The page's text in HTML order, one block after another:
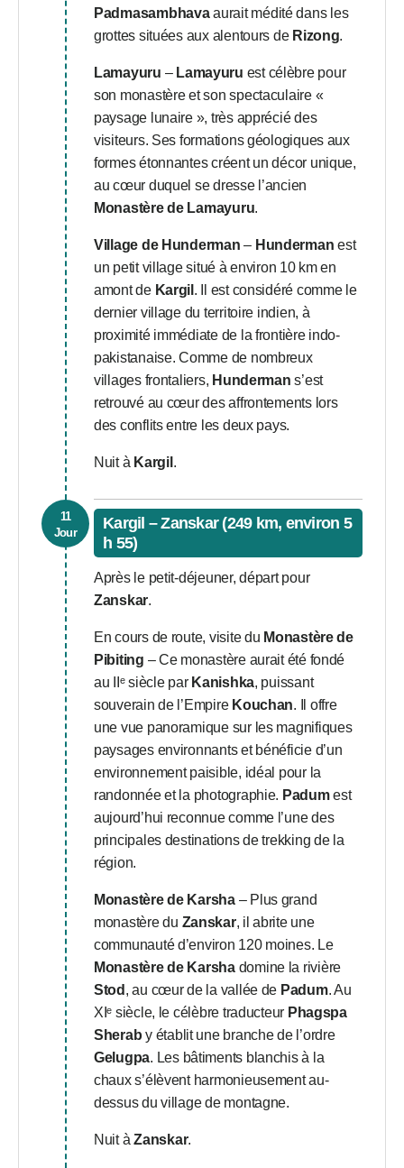
Padmasambhavaaurait médité dans les
grottes situées aux alentours de Rizong.
Lamayuru – Lamayuru est célèbre pour
son monastère et son spectaculaire «
paysage lunaire », très apprécié des
visiteurs. Ses formations géologiques aux
formes étonnantes créent un décor unique,
au cœur duquel se dresse l’ancien
Monastère de Lamayuru.
Village de Hunderman – Hunderman est
un petit village situé à environ 10 km en
amont de Kargil . Il est considéré comme le
dernier village du territoire indien, à
proximité immédiate de la frontière indo-
pakistanaise. Comme de nombreux
villages frontaliers, Hunderman s’est
retrouvé au cœur des affrontements lors
des conflits entre les deux pays.
Nuit à Kargil .
11
Jour
Kargil – Zanskar (249 km, environ 5
h 55)
Après le petit-déjeuner, départ pour
Zanskar.
En cours de route, visite du Monastère de
Pibiting – Ce monastère aurait été fondé
au IIᵉ siècle par Kanishka, puissant
souverain de l’Empire Kouchan. Il offre
une vue panoramique sur les magnifiques
paysages environnants et bénéficie d’un
environnement paisible, idéal pour la
randonnée et la photographie. Padumest
aujourd’hui reconnue comme l’une des
principales destinations de trekking de la
région.
Monastère de Karsha– Plus grand
monastère du Zanskar, il abrite une
communauté d’environ 120 moines. Le
Monastère de Karshadomine la rivière
Stod , au cœur de la vallée de Padum. Au
XIᵉ siècle, le célèbre traducteur Phagspa
Sherab y établit une branche de l’ordre
Gelugpa. Les bâtiments blanchis à la
chaux s’élèvent harmonieusement au-
dessus du village de montagne.
Nuit àZanskar.